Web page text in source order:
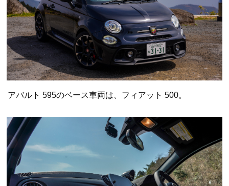
アバルト 595のベース車両は、フィアット 500。